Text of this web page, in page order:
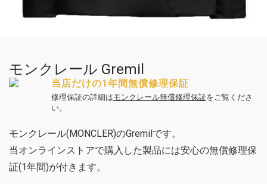
モンクレール Gremil
当店だけの1年間無償修理保証
修理保証の詳細はモンクレール無償修理保証をご覧くださ
い。
モンクレール(MONCLER)のGremilです。
当オンラインストアで購入した製品には安心の無償修理保
証(1年間)が付きます。